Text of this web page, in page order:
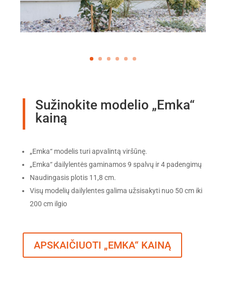
Sužinokite modelio „Emka“
kainą
„Emka“ modelis turi apvalintą viršūnę.
„Emka“ dailylentės gaminamos 9 spalvų ir 4 padengimų
Naudingasis plotis 11,8 cm.
Visų modelių dailylentes galima užsisakyti nuo 50 cm iki
200 cm ilgio
APSKAIČIUOTI „EMKA“ KAINĄ